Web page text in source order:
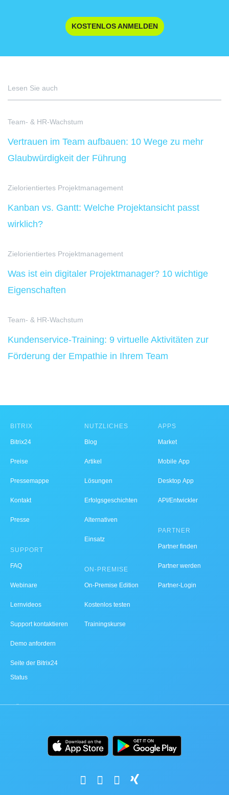
KOSTENLOS ANMELDEN
Lesen Sie auch
Team- & HR-Wachstum
Vertrauen im Team aufbauen: 10 Wege zu mehr
Glaubwürdigkeit der Führung
Zielorientiertes Projektmanagement
Kanban vs. Gantt: Welche Projektansicht passt
wirklich?
Zielorientiertes Projektmanagement
Was ist ein digitaler Projektmanager? 10 wichtige
Eigenschaften
Team- & HR-Wachstum
Kundenservice-Training: 9 virtuelle Aktivitäten zur
Förderung der Empathie in Ihrem Team
BITRIX
Bitrix24
Preise
Pressemappe
Kontakt
Presse
SUPPORT
FAQ
Webinare
Lernvideos
Support kontaktieren
Demo anfordern
Seite der Bitrix24
Status
NÜTZLICHES
Blog
Artikel
Lösungen
Erfolgsgeschichten
Alternativen
Einsatz
ON-PREMISE
On-Premise Edition
Kostenlos testen
Trainingskurse
APPS
Market
Mobile App
Desktop App
API/Entwickler
PARTNER
Partner finden
Partner werden
Partner-Login